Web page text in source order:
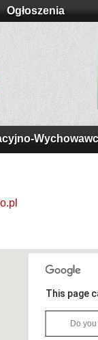
Ogłoszenia
This page
Do